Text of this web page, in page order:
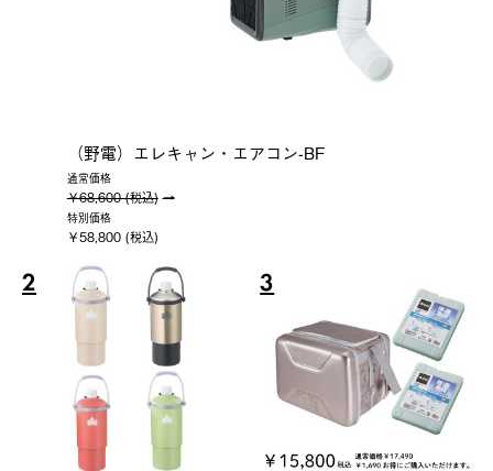
（野電）エレキャン・エアコン-BF
通常価格
￥68,600 (税込)
特別価格
￥58,800 (税込)
2 3